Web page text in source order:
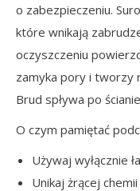
o zabezpieczeniu.
które wnikają
oczyszczeniu
zamyka pory i tworzy
Brud spływa po
O czym pamiętać
Używaj wyłącznie
Unikaj żrącej